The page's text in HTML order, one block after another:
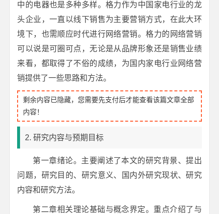
中的电器也是多种多样。格力作为中国家电行业的龙
头企业，一直以线下销售为主要营销方式，在此大环
境下，也需顺应时代进行网络营销。格力的网络营销
可以说是可圈可点，无论是从品牌形象还是销售业绩
来看，都取得了不俗的成绩，为国内家电行业网络营
销提供了一些思路和方法。
剩余内容已隐藏，您需要先支付后才能查看该篇文章全部
内容！
2. 研究内容与预期目标
第一章绪论。主要阐述了本文的研究背景、提出
问题，研究目的、研究意义、国内外研究现状、研究
内容和研究方法。
第二章相关理论基础与概念界定。重点介绍了与